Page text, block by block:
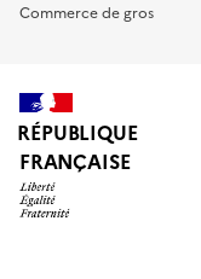
Commerce de gros
RÉPUBLIQUE
FRANÇAISE